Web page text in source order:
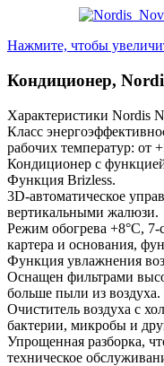
Нажмите, чтобы
Кондиционер,
Характеристики Nordis
Класс
рабочих температур: от
Кондиционер с
Функция Brizless.
3D-автоматическое
вертикальными жалюзи.
Режим обогрева +8°C, 7-
картера и основания,
Функция увлажнения
Оснащен фильтрами
больше пыли из воздуха.
Очиститель воздуха с
бактерии, микробы и
Упрощенная разборка,
техническое